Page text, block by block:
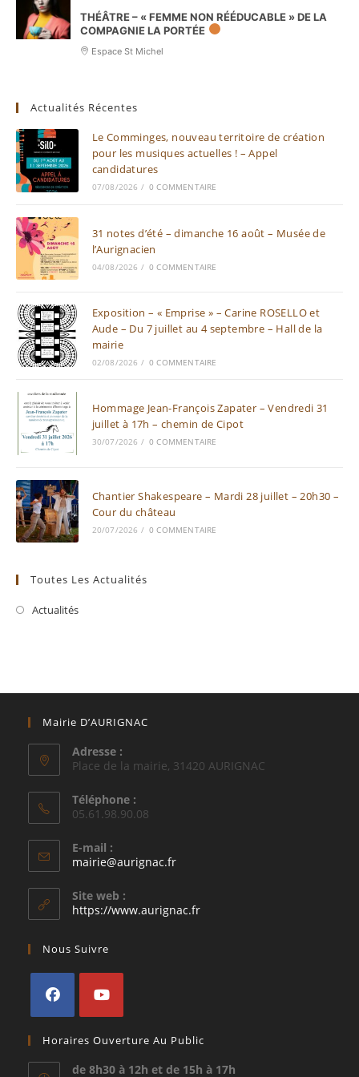
THÉÂTRE – « FEMME NON RÉÉDUCABLE » DE LA
COMPAGNIE LA PORTÉE
Espace St Michel
Actualités Récentes
Le Comminges, nouveau territoire de création
pour les musiques actuelles ! – Appel
candidatures
07/08/2026 / 0 COMMENTAIRE
31 notes d’été – dimanche 16 août – Musée de
l’Aurignacien
04/08/2026 / 0 COMMENTAIRE
Exposition – « Emprise » – Carine ROSELLO et
Aude – Du 7 juillet au 4 septembre – Hall de la
mairie
02/08/2026 / 0 COMMENTAIRE
Hommage Jean-François Zapater – Vendredi 31
juillet à 17h – chemin de Cipot
30/07/2026 / 0 COMMENTAIRE
Chantier Shakespeare – Mardi 28 juillet – 20h30 –
Cour du château
20/07/2026 / 0 COMMENTAIRE
Toutes Les Actualités
Actualités
Mairie D’AURIGNAC
Adresse :
Place de la mairie, 31420 AURIGNAC
Téléphone :
05.61.98.90.08
E-mail :
mairie@aurignac.frS’ouvre
application
Site web :
https://www.aurignac.fr
Nous Suivre
dans
un
dans
un
Horaires Ouverture Au Public
de 8h30 à 12h et de 15h à 17h